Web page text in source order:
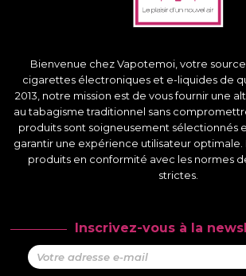
Bienvenue chez Vapotemoi, votre
cigarettes électroniques et e-liquides de
2013, notre mission est de vous fournir une
au tabagisme traditionnel sans
produits sont soigneusement sélectionnés
garantir une expérience utilisateur optimale.
produits en conformité avec les normes
strictes.
Inscrivez-vous à la